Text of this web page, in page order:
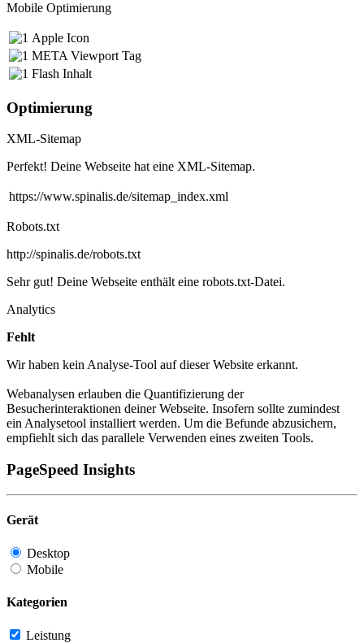
Mobile Optimierung
Apple Icon
META Viewport Tag
Flash Inhalt
Optimierung
XML-Sitemap
Perfekt! Deine Webseite hat eine XML-Sitemap.
https://www.spinalis.de/sitemap_index.xml
Robots.txt
http://spinalis.de/robots.txt
Sehr gut! Deine Webseite enthält eine robots.txt-Datei.
Analytics
Fehlt
Wir haben kein Analyse-Tool auf dieser Website erkannt.
Webanalysen erlauben die Quantifizierung der
Besucherinteraktionen deiner Webseite. Insofern sollte zumindest
ein Analysetool installiert werden. Um die Befunde abzusichern,
empfiehlt sich das parallele Verwenden eines zweiten Tools.
PageSpeed Insights
Gerät
Desktop
Mobile
Kategorien
Leistung